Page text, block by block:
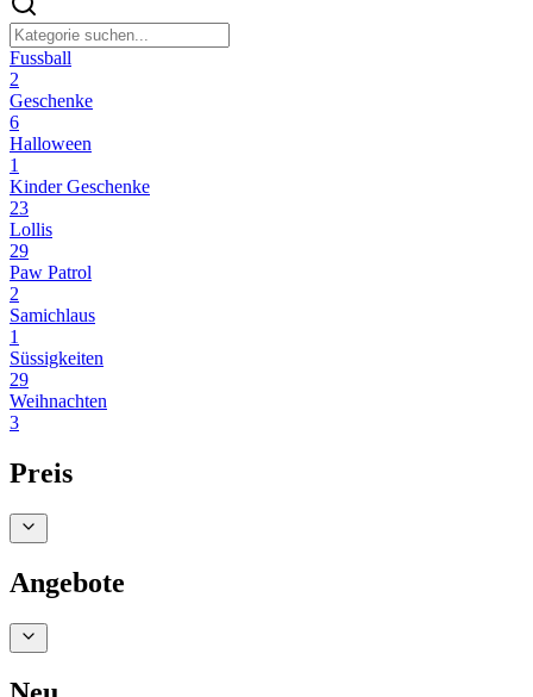
Fussball
2
Geschenke
6
Halloween
1
Kinder Geschenke
23
Lollis
29
Paw Patrol
2
Samichlaus
1
Süssigkeiten
29
Weihnachten
3
Preis
Angebote